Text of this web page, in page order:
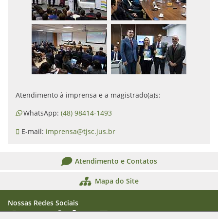
Atendimento à imprensa e a magistrado(a)s:
WhatsApp: (48) 98414-1493
E-mail: imprensa@tjsc.jus.br
Atendimento e Contatos
Mapa do Site
Nossas Redes Sociais
Acessar Instagram
Acessar WhatsApp
Acessar XAcessar Threads
Acessar Facebook
Acessar YouTube
Acessar Flickr
Acessar SoundCloud